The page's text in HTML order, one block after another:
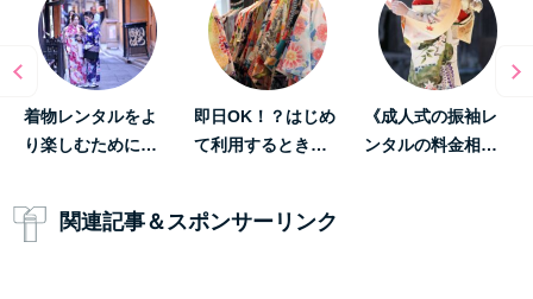
着物レンタルをよ
り楽しむために…
即日OK！？はじめ
て利用するとき…
《成人式の振袖レ
ンタルの料金相…
関連記事＆スポンサーリンク